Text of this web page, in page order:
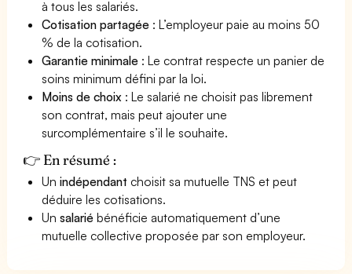
à tous les salariés.
Cotisation partagée : L’employeur paie au moins 50
% de la cotisation.
Garantie minimale : Le contrat respecte un panier de
soins minimum défini par la loi.
Moins de choix : Le salarié ne choisit pas librement
son contrat, mais peut ajouter une
surcomplémentaire s’il le souhaite.
👉 En résumé :
Unindépendant choisit sa mutuelle TNS et peut
déduire les cotisations.
Unsalarié bénéficie automatiquement d’une
mutuelle collective proposée par son employeur.